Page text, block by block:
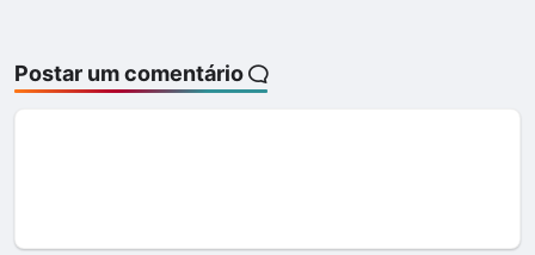
Postar um comentário